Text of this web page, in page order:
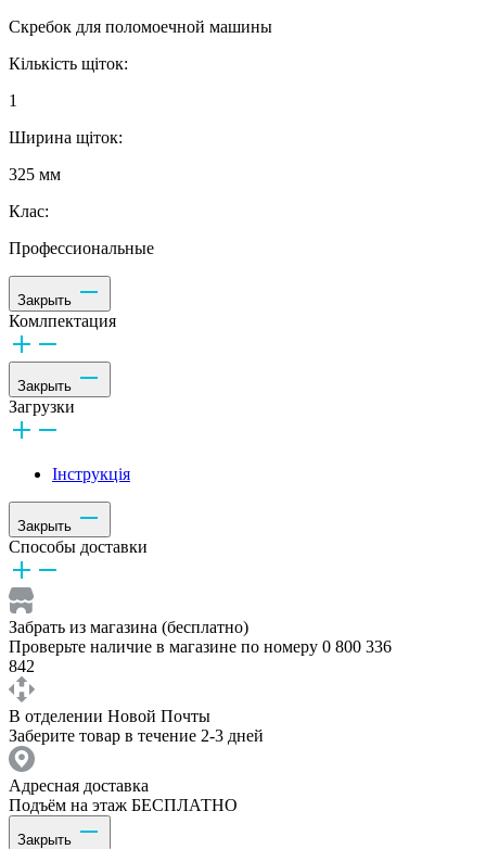
Скребок для поломоечной машины
Кількість щіток:
1
Ширина щіток:
325 мм
Клас:
Профессиональные
Закрыть
Комлпектация
Закрыть
Загрузки
Інструкція
Закрыть
Способы доставки
Забрать из магазина (бесплатно)
Проверьте наличие в магазине по номеру 0 800 336
842
В отделении Новой Почты
Заберите товар в течение 2-3 дней
Адресная доставка
Подъём на этаж БЕСПЛАТНО
Закрыть